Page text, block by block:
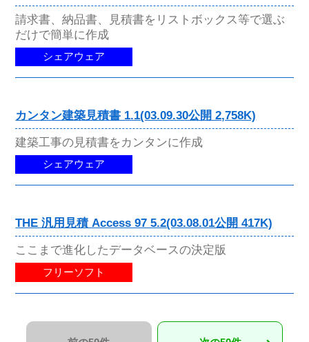
請求書、納品書、見積書をリストボックス等で選ぶ
だけで簡単に作成
シェアウェア
カンタン建築見積書 1.1(03.09.30公開 2,758K)
建築工事の見積書をカンタンに作成
シェアウェア
THE 汎用見積 Access 97 5.2(03.08.01公開 417K)
ここまで進化したデータベースの決定版
フリーソフト